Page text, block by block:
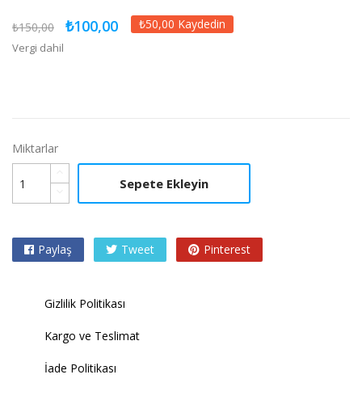
₺150,00 ₺100,00 ₺50,00 Kaydedin
Vergi dahil
Miktarlar
Sepete Ekleyin
Paylaş Tweet Pinterest
Gizlilik Politikası
Kargo ve Teslimat
İade Politikası